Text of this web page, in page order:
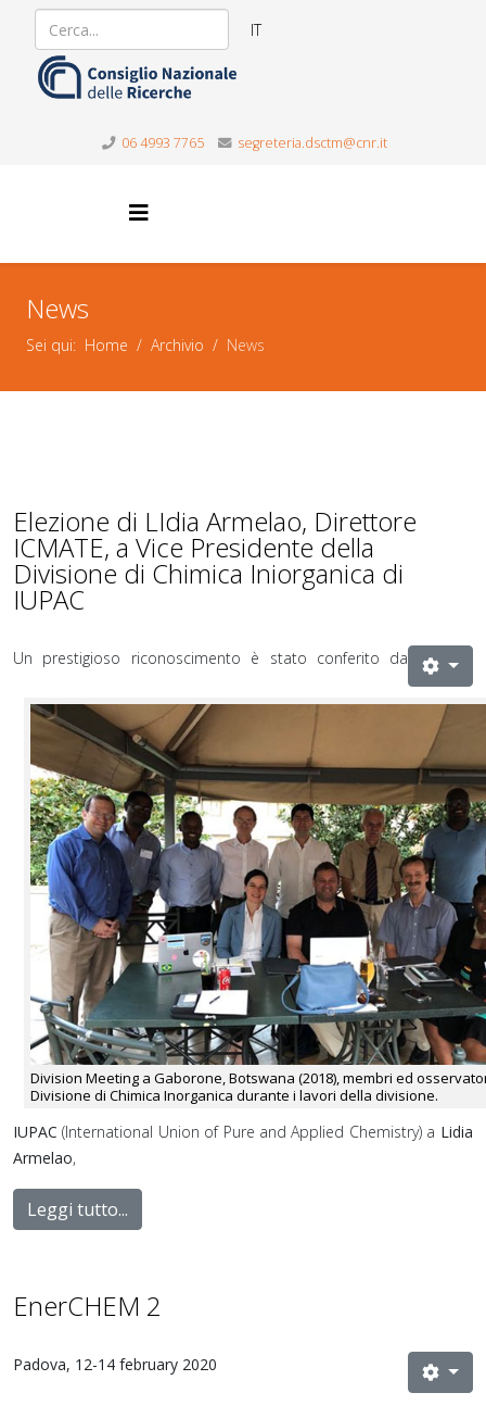
IT
06 4993 7765 segreteria.dsctm@cnr.it
News
Sei qui: Home Archivio News
Elezione di LIdia Armelao, Direttore
ICMATE, a Vice Presidente della
Divisione di Chimica Iniorganica di
IUPAC
Division Meeting a Gaborone, Botswana (2018), membri ed
Divisione di Chimica Inorganica durante i lavori della divisione.
Un prestigioso riconoscimento è stato conferito da
IUPAC (International Union of Pure and Applied Chemistry) a Lidia
Armelao,
Leggi tutto...
EnerCHEM 2
Padova, 12-14 february 2020